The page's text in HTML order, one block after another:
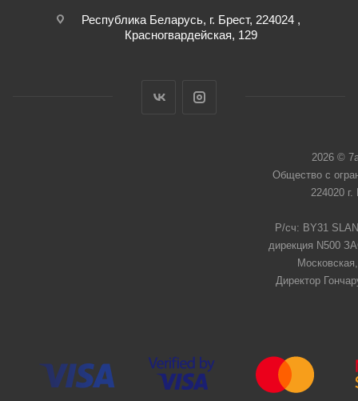
Республика Беларусь, г. Брест, 224024 ,
Красногвардейская, 129
2026 ©
Общество с
224020
Р/сч: BY31
дирекция N500
Директор